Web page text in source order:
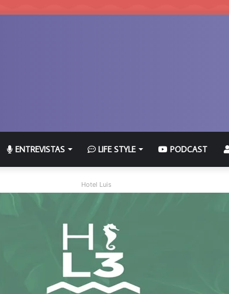
ENTREVISTAS LIFE STYLE PODCAST
Hotel Luis